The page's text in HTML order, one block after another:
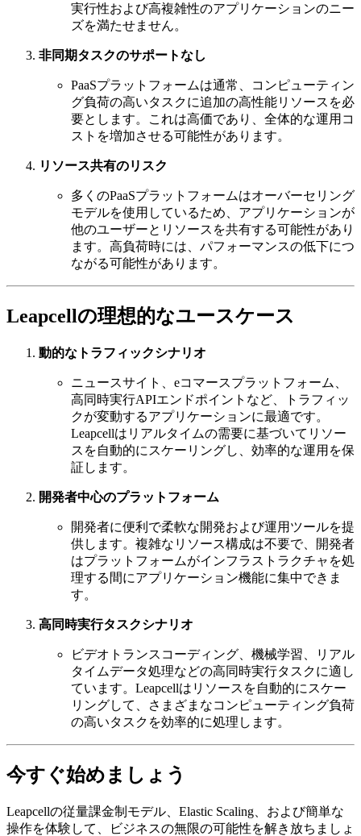
実行性および高複雑性のアプリケーションのニー
ズを満たせません。
非同期タスクのサポートなし
PaaSプラットフォームは通常、コンピューティン
グ負荷の高いタスクに追加の高性能リソースを必
要とします。これは高価であり、全体的な運用コ
ストを増加させる可能性があります。
リソース共有のリスク
多くのPaaSプラットフォームはオーバーセリン​​グ
モデルを使用しているため、アプリケーションが
他のユーザーとリソースを共有する可能性があり
ます。高負荷時には、パフォーマンスの低下につ
ながる可能性があります。
Leapcellの理想的なユースケース
動的なトラフィックシナリオ
ニュースサイト、eコマースプラットフォーム、
高同時実行APIエンドポイントなど、トラフィッ
クが変動するアプリケーションに最適です。
Leapcellはリアルタイムの需要に基づいてリソー
スを自動的にスケーリングし、効率的な運用を保
証します。
開発者中心のプラットフォーム
開発者に便利で柔軟な開発および運用ツールを提
供します。複雑なリソース構成は不要で、開発者
はプラットフォームがインフラストラクチャを処
理する間にアプリケーション機能に集中できま
す。
高同時実行タスクシナリオ
ビデオトランスコーディング、機械学習、リアル
タイムデータ処理などの高同時実行タスクに適し
ています。Leapcellはリソースを自動的にスケー
リングして、さまざまなコンピューティング負荷
の高いタスクを効率的に処理します。
今すぐ始めましょう
Leapcellの従量課金制モデル、Elastic Scaling、および簡単な
操作を体験して、ビジネスの無限の可能性を解き放ちましょ